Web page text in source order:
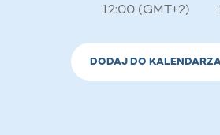
12:00 (GMT+2)
DODAJ DO KALENDARZA